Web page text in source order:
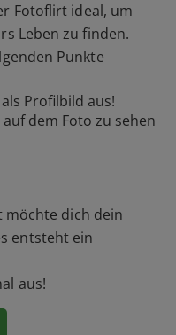
Fotoflirt ideal, um
Leben zu finden.
Punkte
Profilbild aus!
dem Foto zu sehen
möchte dich dein
entsteht ein
aus!